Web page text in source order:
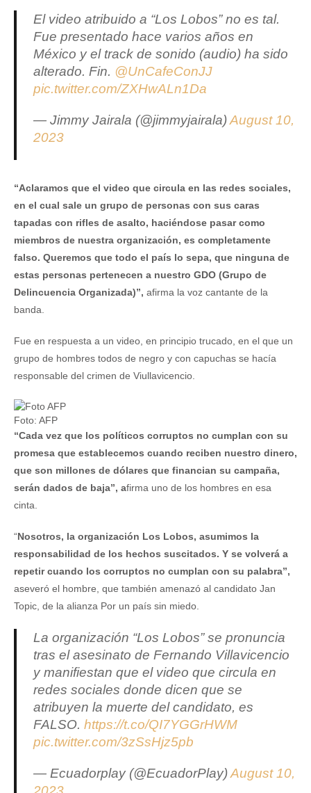
El video atribuido a “Los Lobos” no es tal.
Fue presentado hace varios años en
México y el track de sonido (audio) ha sido
alterado. Fin. @UnCafeConJJ
pic.twitter.com/ZXHwALn1Da
— Jimmy Jairala (@jimmyjairala)August 10,
2023
“Aclaramos que el video que circula en las redes sociales,
en el cual sale un grupo de personas con sus caras
tapadas con rifles de asalto, haciéndose pasar como
miembros de nuestra organización, es completamente
falso. Queremos que todo el país lo sepa, que ninguna de
estas personas pertenecen a nuestro GDO (Grupo de
Delincuencia Organizada)”, afirma la voz cantante de la
banda.
Fue en respuesta a un video, en principio trucado, en el que un
grupo de hombres todos de negro y con capuchas se hacía
responsable del crimen de Viullavicencio.
Foto: AFP
“Cada vez que los políticos corruptos no cumplan con su
promesa que establecemos cuando reciben nuestro dinero,
que son millones de dólares que financian su campaña,
serán dados de baja”, afirma uno de los hombres en esa
cinta.
“Nosotros, la organización Los Lobos, asumimos la
responsabilidad de los hechos suscitados. Y se volverá a
repetir cuando los corruptos no cumplan con su palabra”,
aseveró el hombre, que también amenazó al candidato Jan
Topic, de la alianza Por un país sin miedo.
La organización “Los Lobos” se pronuncia
tras el asesinato de Fernando Villavicencio
y manifiestan que el video que circula en
redes sociales donde dicen que se
atribuyen la muerte del candidato, es
FALSO. https://t.co/QI7YGGrHWM
pic.twitter.com/3zSsHjz5pb
— Ecuadorplay (@EcuadorPlay)August 10,